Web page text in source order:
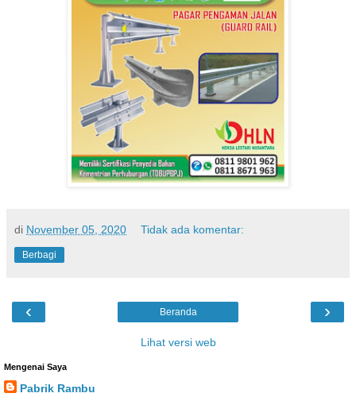
di November 05, 2020 Tidak ada komentar:
Berbagi
‹ ›
Beranda
Lihat versi web
Mengenai Saya
Pabrik Rambu